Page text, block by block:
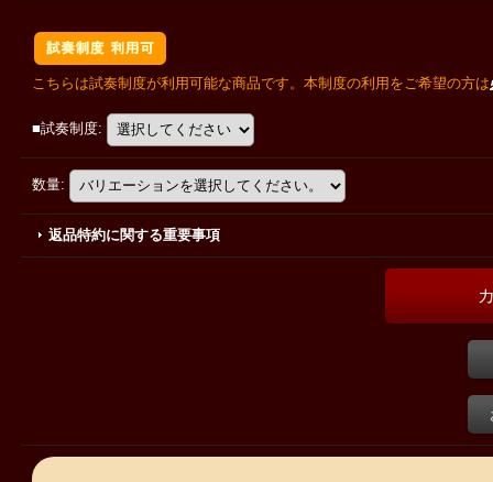
こちらは試奏制度が利用可能な商品です。本制度の利用をご希望の方は
■試奏制度:
数量:
返品特約に関する重要事項